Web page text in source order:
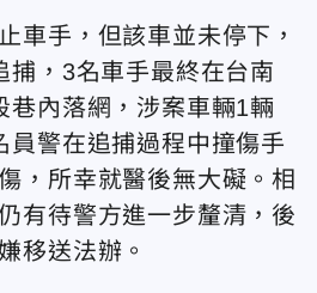
車手，但該車並未停下，
捕，3名車手最終在台南
巷內落網，涉案車輛1輛
員警在追捕過程中撞傷手
，所幸就醫後無大礙。相
有待警方進一步釐清，後
移送法辦。